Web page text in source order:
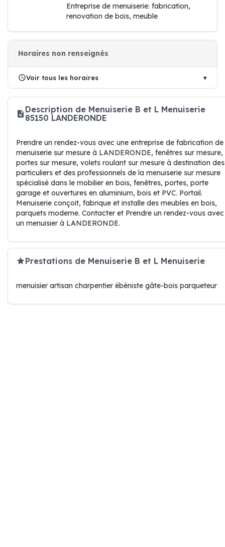
Entreprise de menuiserie: fabrication,
renovation de bois, meuble
Horaires non renseignés
Voir tous les horaires
Description de Menuiserie B et L Menuiserie
85150 LANDERONDE
Prendre un rendez-vous avec une entreprise de fabrication de
menuiserie sur mesure à LANDERONDE, fenêtres sur mesure,
portes sur mesure, volets roulant sur mesure à destination des
particuliers et des professionnels de la menuiserie sur mesure
spécialisé dans le mobilier en bois, fenêtres, portes, porte
garage et ouvertures en aluminium, bois et PVC. Portail.
Menuiserie conçoit, fabrique et installe des meubles en bois,
parquets moderne. Contacter et Prendre un rendez-vous avec
un menuisier à LANDERONDE.
Prestations de Menuiserie B et L Menuiserie
menuisier artisan charpentier ébéniste gâte-bois parqueteur